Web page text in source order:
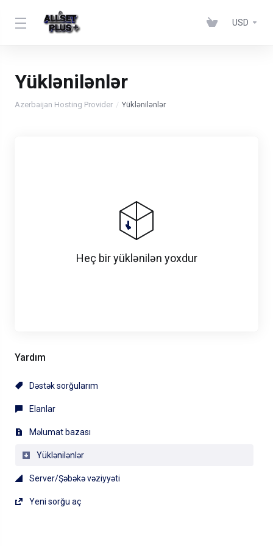
USD
Yüklənilənlər
Azerbaijan Hosting Provider Yüklənilənlər
Yardım
Dəstək sorğularım
Elanlar
Məlumat bazası
Yüklənilənlər
Server/Şəbəkə vəziyyəti
Yeni sorğu aç
Heç bir yüklənilən yoxdur